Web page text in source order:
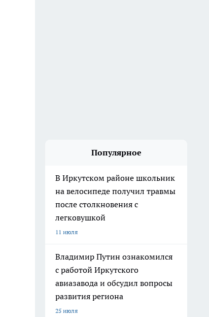
Популярное
В Иркутском районе школьник
на велосипеде получил травмы
после столкновения с
легковушкой
11 июля
Владимир Путин ознакомился
с работой Иркутского
авиазавода и обсудил вопросы
развития региона
25 июля